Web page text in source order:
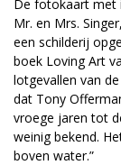
De fotokaart met
Mr. en Mrs.
een schilderij
boek Loving Art
lotgevallen van
dat Tony
vroege jaren tot
weinig bekend.
boven water.”